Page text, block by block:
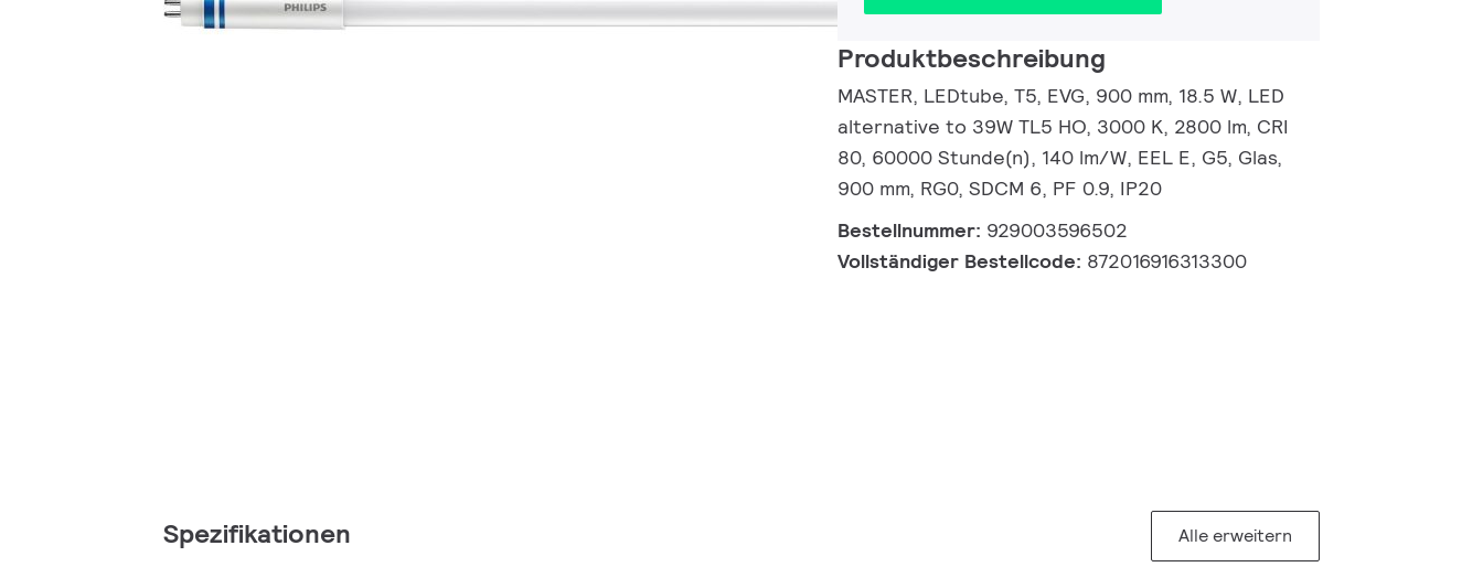
Produktbeschreibung
MASTER, LEDtube, T5, EVG, 900 mm, 18.5 W, LED
alternative to 39W TL5 HO, 3000 K, 2800 lm, CRI
80, 60000 Stunde(n), 140 lm/W, EEL E, G5, Glas,
900 mm, RG0, SDCM 6, PF 0.9, IP20
Bestellnummer: 929003596502
Vollständiger Bestellcode: 872016916313300
Spezifikationen Alle erweitern